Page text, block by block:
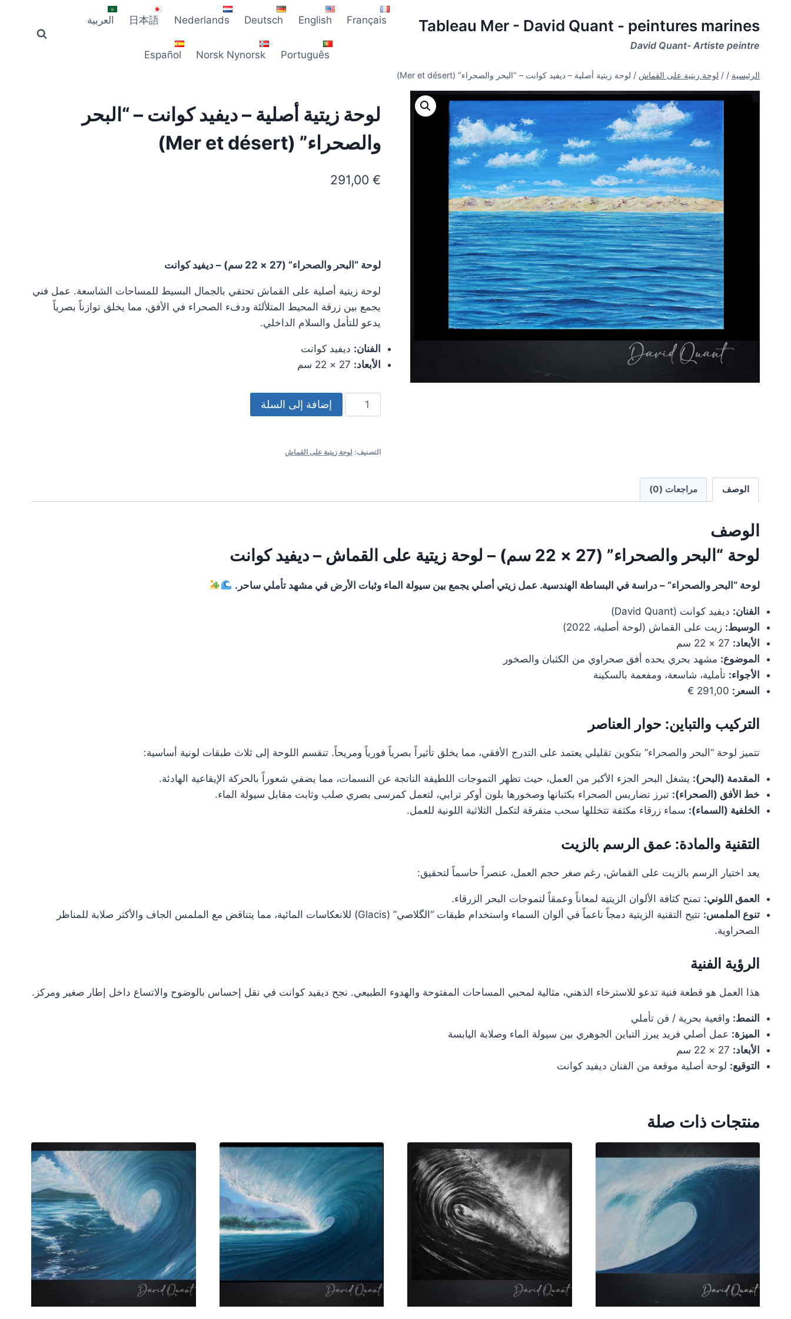
Tableau Mer - David Quant - peintures marines
David Quant- Artiste peintre
Français
English
Deutsch
Nederlands
日本語 العربية
Português
Norsk Nynorsk
Español
الرئيسية /
/ لوحة زيتية على القماش / لوحة زيتية أصلية – ديفيد كوانت – “البحر والصحراء” (Mer et désert)
لوحة زيتية أصلية – ديفيد كوانت – “البحر
والصحراء” (Mer et désert)
291,00€
لوحة “البحر والصحراء” (27 × 22 سم) – ديفيد كوانت
لوحة زيتية أصلية على القماش تحتفي بالجمال البسيط للمساحات الشاسعة. عمل فني
يجمع بين زرقة المحيط المتلألئة ودفء الصحراء في الأفق، مما يخلق توازناً بصرياً
يدعو للتأمل والسلام الداخلي.
الفنان: ديفيد كوانت
الأبعاد:
كمية
لوحة
أصلية
(Mer
désert)
إضافة إلى السلة
التصنيف: لوحة زيتية على القماش
الوصف مراجعات (0)
الوصف
لوحة “البحر والصحراء” (27 × 22 سم) – لوحة زيتية على القماش – ديفيد كوانت
لوحة “البحر والصحراء” – دراسة في البساطة الهندسية. عمل زيتي أصلي يجمع بين سيولة الماء وثبات الأرض في مشهد تأملي ساحر.
الفنان: ديفيد كوانت (David Quant)
الوسيط: زيت على القماش (لوحة أصلية، 2022)
الأبعاد:
الموضوع: مشهد بحري يحده أفق صحراوي من الكثبان والصخور
الأجواء: تأملية، شاسعة، ومفعمة بالسكينة
السعر:
التركيب والتباين: حوار العناصر
تتميز لوحة “البحر والصحراء” بتكوين تقليلي يعتمد على التدرج الأفقي، مما يخلق تأثيراً بصرياً فورياً ومريحاً. تنقسم اللوحة إلى ثلاث طبقات لونية أساسية:
المقدمة (البحر): يشغل البحر الجزء الأكبر من العمل، حيث تظهر التموجات اللطيفة الناتجة عن النسمات، مما يضفي شعوراً بالحركة الإيقاعية الهادئة.
خط الأفق (الصحراء): تبرز تضاريس الصحراء بكثبانها وصخورها بلون أوكر ترابي، لتعمل كمرسى بصري صلب وثابت مقابل سيولة الماء.
الخلفية (السماء): سماء زرقاء مكثفة تتخللها سحب متفرقة لتكمل الثلاثية اللونية للعمل.
التقنية والمادة: عمق الرسم بالزيت
يعد اختيار الرسم بالزيت على القماش، رغم صغر حجم العمل، عنصراً حاسماً لتحقيق:
العمق اللوني: تمنح كثافة الألوان الزيتية لمعاناً وعمقاً لتموجات البحر الزرقاء.
تنوع الملمس:
تتيح التقنية الزيتية دمجاً ناعماً في ألوان السماء واستخدام طبقات “الگلاصي” (Glacis) للانعكاسات المائية، مما يتناقض مع الملمس الجاف والأكثر صلابة للمناظر
الصحراوية.
الرؤية الفنية
هذا العمل هو قطعة فنية تدعو للاسترخاء الذهني، مثالية لمحبي المساحات المفتوحة والهدوء الطبيعي. نجح ديفيد كوانت في نقل إحساس بالوضوح والاتساع داخل إطار صغير ومركز.
النمط: واقعية بحرية / فن تأملي
الميزة: عمل أصلي فريد يبرز التباين الجوهري بين سيولة الماء وصلابة اليابسة
الأبعاد:
التوقيع: لوحة أصلية موقعة من الفنان ديفيد كوانت
منتجات ذات صلة